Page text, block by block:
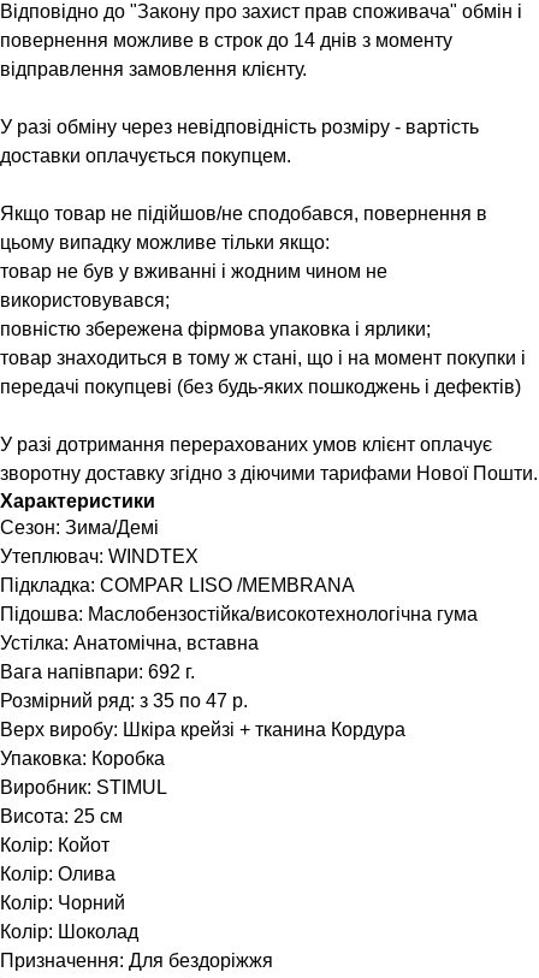
Відповідно до "Закону про захист прав споживача" обмін і
повернення можливе в строк до 14 днів з моменту
відправлення замовлення клієнту.
У разі обміну через невідповідність розміру - вартість
доставки оплачується покупцем.
Якщо товар не підійшов/не сподобався, повернення в
цьому випадку можливе тільки якщо:
товар не був у вживанні і жодним чином не
використовувався;
повністю збережена фірмова упаковка і ярлики;
товар знаходиться в тому ж стані, що і на момент покупки і
передачі покупцеві (без будь-яких пошкоджень і дефектів)
У разі дотримання перерахованих умов клієнт оплачує
зворотну доставку згідно з діючими тарифами Нової Пошти.
Характеристики
Сезон: Зима/Демі
Утеплювач: WINDTEX
Підкладка: COMPAR LISO /MEMBRANA
Підошва: Маслобензостійка/високотехнологічна гума
Устілка: Анатомічна, вставна
Вага напівпари: 692 г.
Розмірний ряд: з 35 по 47 р.
Верх виробу: Шкіра крейзі + тканина Кордура
Упаковка: Коробка
Виробник: STIMUL
Висота: 25 см
Колір: Койот
Колір: Олива
Колір: Чорний
Колір: Шоколад
Призначення: Для бездоріжжя